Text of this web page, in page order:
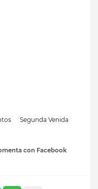
Segunda Venida
con Facebook